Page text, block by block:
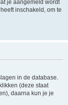
je aangemeld wordt
inschakeld, om te
in de database.
(deze staat
daarna kun je je